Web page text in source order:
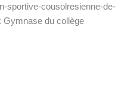
sportive-cousolresienne-de-
Gymnase du collège